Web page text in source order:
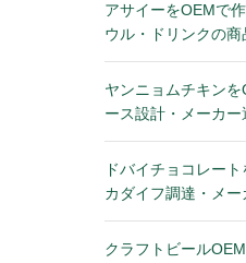
アサイーをOEMで
ウル・ドリンクの商
ヤンニョムチキン
ース設計・メーカー
ドバイチョコレー
カダイフ調達・メー
クラフトビール